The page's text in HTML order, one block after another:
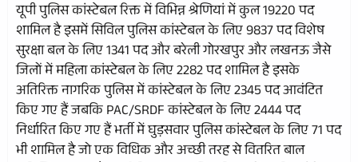
यूपी पुलिस कांस्टेबल रिक्त में विभिन्न श्रेणियां में कुल 19220 पद
शामिल है इसमें सिविल पुलिस कांस्टेबल के लिए 9837 पद विशेष
सुरक्षा बल के लिए 1341 पद और बरेली गोरखपुर और लखनऊ जैसे
जिलों में महिला कांस्टेबल के लिए 2282 पद शामिल है इसके
अतिरिक्त नागरिक पुलिस में कांस्टेबल के लिए 2345 पद आवंटित
किए गए हैं जबकि PAC/SRDF कांस्टेबल के लिए 2444 पद
निर्धारित किए गए हैं भर्ती में घुड़सवार पुलिस कांस्टेबल के लिए 71 पद
भी शामिल है जो एक विधिक और अच्छी तरह से वितरित बाल